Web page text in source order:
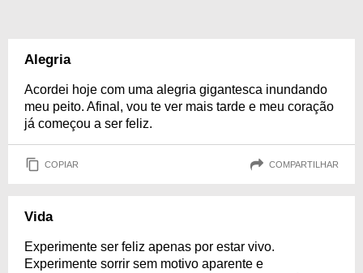
Alegria
Acordei hoje com uma alegria gigantesca inundando
meu peito. Afinal, vou te ver mais tarde e meu coração
já começou a ser feliz.
COPIAR COMPARTILHAR
Vida
Experimente ser feliz apenas por estar vivo.
Experimente sorrir sem motivo aparente e